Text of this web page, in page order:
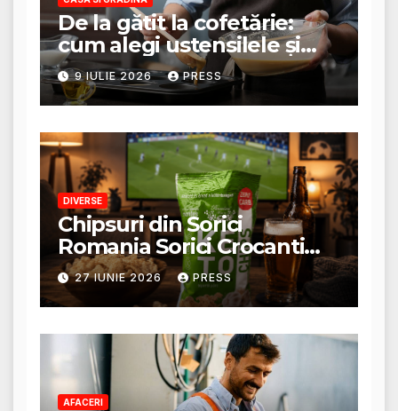
De la gătit la cofetărie:
cum alegi ustensilele și
tigăile potrivite pentru un
rezultat perfect
9 IULIE 2026 PRESS
DIVERSE
Chipsuri din Sorici
Romania Sorici Crocanti
Magazin Online
27 IUNIE 2026 PRESS
AFACERI